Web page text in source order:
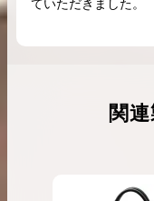
ていただきました。
関